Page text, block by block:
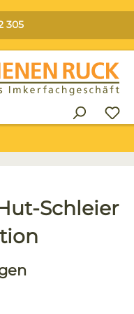
305
Schleier